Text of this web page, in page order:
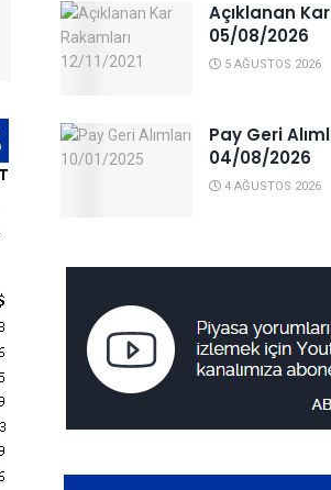
Açıklanan
05/08/2026
5 AĞUSTOS 2026
Pay Geri
04/08/2026
4 AĞUSTOS 2026